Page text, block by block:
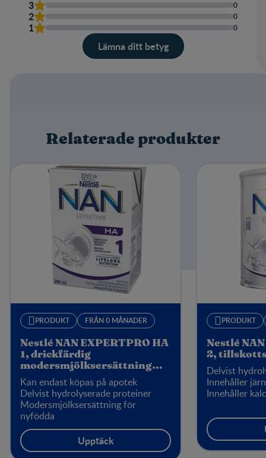
3 0
2 0
1 0
Lämna ditt betyg
Write a review
Relaterade produkter
PRODUKT FRÅN 0 MÅNADER
Nestlé NAN EXPERTPRO HA
1, drickfärdig
modersmjölksersättning
200ml
Kan endast köpas på apotek
Delvist hydrolyserade proteiner
Modersmjölksersättning för
nyfödda
Upptäck
PRODUKT
Nestlé
2,
Delvist
Innehåller järn
Innehåller